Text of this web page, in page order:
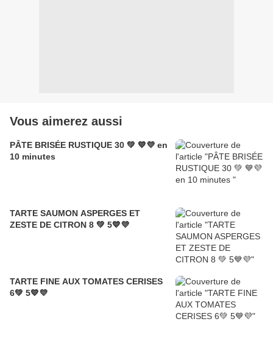
Vous aimerez aussi
PÂTE BRISÉE RUSTIQUE 30 💚 💙💜 en
10 minutes
TARTE SAUMON ASPERGES ET
ZESTE DE CITRON 8 💚 5💙💜
TARTE FINE AUX TOMATES CERISES
6💚 5💙💜